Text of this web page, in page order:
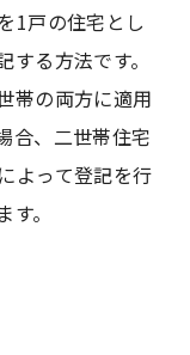
1戸の住宅とし
る方法です。
帯の両方に適用
合、二世帯住宅
よって登記を行
。